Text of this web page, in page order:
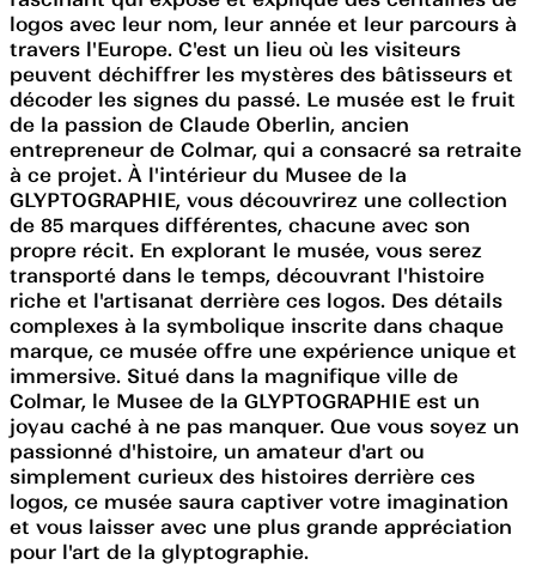
logos avec leur nom, leur année et leur parcours à
travers l'Europe. C'est un lieu où les visiteurs
peuvent déchiffrer les mystères des bâtisseurs et
décoder les signes du passé. Le musée est le fruit
de la passion de Claude Oberlin, ancien
entrepreneur de Colmar, qui a consacré sa retraite
à ce projet. À l'intérieur du Musee de la
GLYPTOGRAPHIE, vous découvrirez une collection
de 85 marques différentes, chacune avec son
propre récit. En explorant le musée, vous serez
transporté dans le temps, découvrant l'histoire
riche et l'artisanat derrière ces logos. Des détails
complexes à la symbolique inscrite dans chaque
marque, ce musée offre une expérience unique et
immersive. Situé dans la magnifique ville de
Colmar, le Musee de la GLYPTOGRAPHIE est un
joyau caché à ne pas manquer. Que vous soyez un
passionné d'histoire, un amateur d'art ou
simplement curieux des histoires derrière ces
logos, ce musée saura captiver votre imagination
et vous laisser avec une plus grande appréciation
pour l'art de la glyptographie.